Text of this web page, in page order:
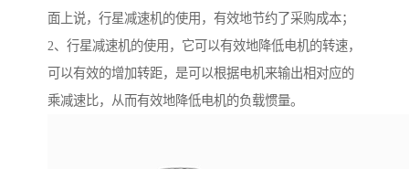
面上说，行星减速机的使用，有效地节约了采购成本；
2、行星减速机的使用，它可以有效地降低电机的转速，
可以有效的增加转距，是可以根据电机来输出相对应的
乘减速比，从而有效地降低电机的负载惯量。